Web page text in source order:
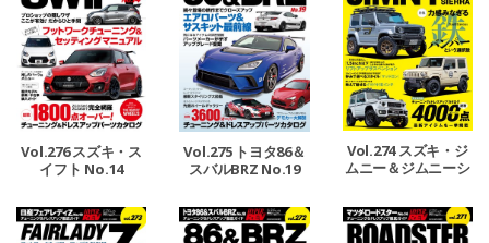
Vol.276 スズキ・ス
イフト No.14
Vol.275 トヨタ86＆
スバルBRZ No.19
Vol.274 スズキ・ジ
ムニー＆ジムニーシ